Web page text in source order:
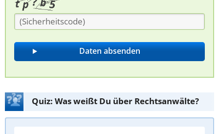
Quiz: Was weißt Du über Rechtsanwälte?